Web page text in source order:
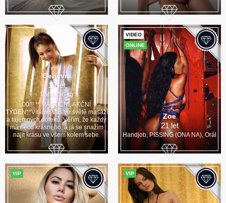
Genevra
19 let
Váha: 56 kg
00!!! ** VÁNOČNÍ, AKČNÍ
TÝDEN**Vítáme Vás ve světě masáží
a tajemných doteků. Věřím, že každý
má něco krásného, a já se snažím
najít krásu ve všem kolem sebe.
ONLINE
VIDEO
Zoe
21 let
Handjob, PISSING (ONA NA), Orál
VIP VIP